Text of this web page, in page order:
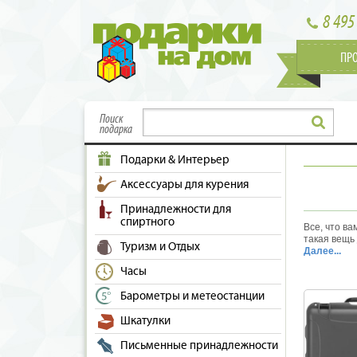
8 495
Поиск
подарка
Подарки & Интерьер
Аксессуары для курения
Принадлежности для
спиртного
Туризм и Отдых
Часы
Барометры и метеостанции
Шкатулки
Письменные принадлежности
Все, что
такая
для
ситуации
ситуаций
могут
кейсы по
вашего
Далее...